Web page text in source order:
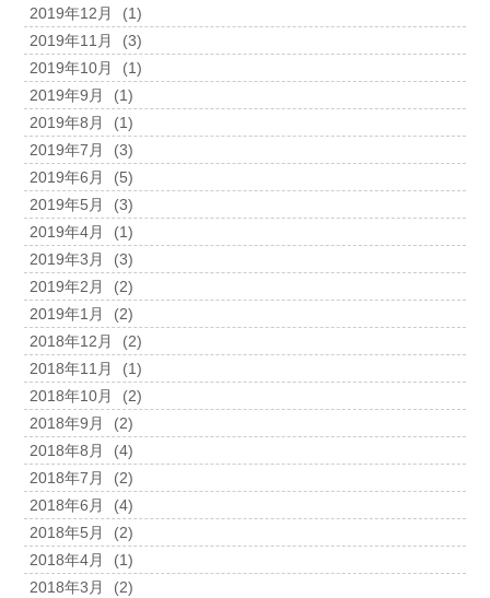
2019年12月
(1)
2019年11月
(3)
2019年10月
(1)
2019年9月
(1)
2019年8月
(1)
2019年7月
(3)
2019年6月
(5)
2019年5月
(3)
2019年4月
(1)
2019年3月
(3)
2019年2月
(2)
2019年1月
(2)
2018年12月
(2)
2018年11月
(1)
2018年10月
(2)
2018年9月
(2)
2018年8月
(4)
2018年7月
(2)
2018年6月
(4)
2018年5月
(2)
2018年4月
(1)
2018年3月
(2)